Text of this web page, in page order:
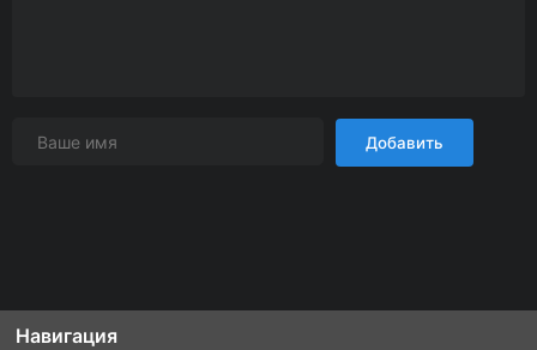
Добавить
Навигация